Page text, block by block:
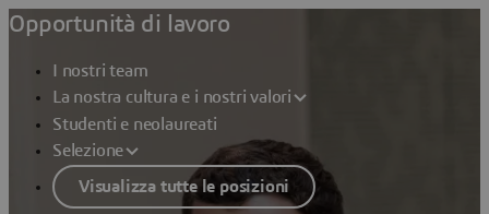
Opportunità di lavoro
I nostri team
La nostra cultura e i nostri valori
Studenti e neolaureati
Selezione
Visualizza tutte le posizioni